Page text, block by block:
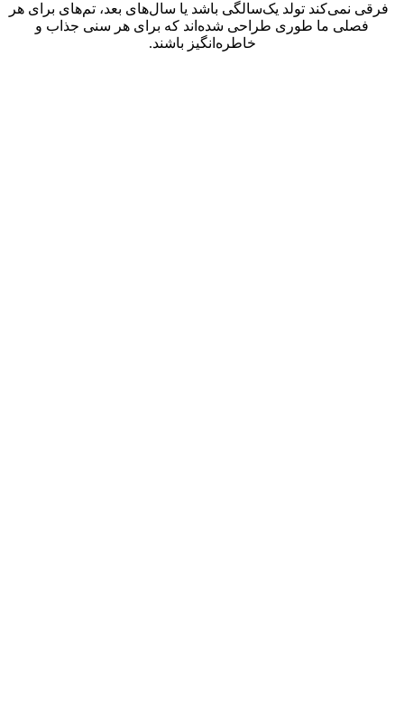
فرقی نمی‌کند تولد یک‌سالگی باشد یا سال‌های بعد، تم‌های برای هر
فصلی ما طوری طراحی شده‌اند که برای هر سنی جذاب و
خاطره‌انگیز باشند.